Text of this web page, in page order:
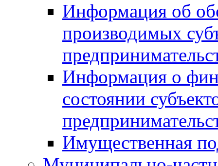
Информация об
производимых
Информация о
состоянии
Имущественная